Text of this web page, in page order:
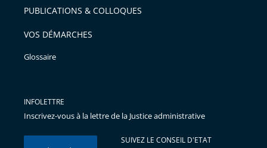
PUBLICATIONS & COLLOQUES
VOS DÉMARCHES
Glossaire
INFOLETTRE
Inscrivez-vous à la lettre de la Justice administrative
SUIVEZ LE CONSEIL D'ETAT